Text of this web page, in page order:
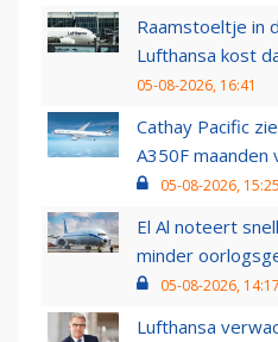
Raamstoeltje in
Lufthansa kost
05-08-2026, 16:41
Cathay Pacific
A350F
05-08-2026, 15:25
El Al noteert
minder
05-08-2026, 14:17
Lufthansa